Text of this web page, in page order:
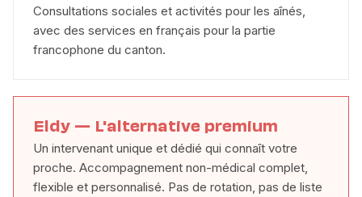
Consultations sociales et activités pour les aînés,
avec des services en français pour la partie
francophone du canton.
Eldy — L'alternative premium
Un intervenant unique et dédié qui connaît votre
proche. Accompagnement non-médical complet,
flexible et personnalisé. Pas de rotation, pas de liste